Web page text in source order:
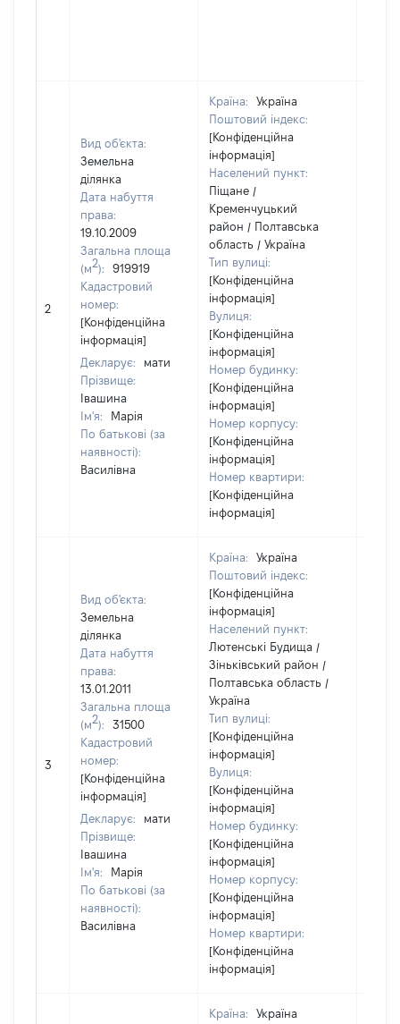
2
Вид об'єкта:
Земельна
ділянка
Дата набуття
права:
19.10.2009
Загальна площа
(м2):
919919
Кадастровий
номер:
[Конфіденційна
інформація]
Декларує:
мати
Прізвище:
Івашина
Ім'я:
Марія
По батькові (за
наявності):
Василівна
Країна:
Україна
Поштовий індекс:
[Конфіденційна
інформація]
Населений пункт:
Піщане /
Кременчуцький
район / Полтавська
область / Україна
Тип вулиці:
[Конфіденційна
інформація]
Вулиця:
[Конфіденційна
інформація]
Номер будинку:
[Конфіденційна
інформація]
Номер корпусу:
[Конфіденційна
інформація]
Номер квартири:
[Конфіденційна
інформація]
3
Вид об'єкта:
Земельна
ділянка
Дата набуття
права:
13.01.2011
Загальна площа
(м2):
31500
Кадастровий
номер:
[Конфіденційна
інформація]
Декларує:
мати
Прізвище:
Івашина
Ім'я:
Марія
По батькові (за
наявності):
Василівна
Країна:
Україна
Поштовий індекс:
[Конфіденційна
інформація]
Населений пункт:
Лютенські Будища /
Зіньківський район /
Полтавська область /
Україна
Тип вулиці:
[Конфіденційна
інформація]
Вулиця:
[Конфіденційна
інформація]
Номер будинку:
[Конфіденційна
інформація]
Номер корпусу:
[Конфіденційна
інформація]
Номер квартири:
[Конфіденційна
інформація]
Країна:
Україна